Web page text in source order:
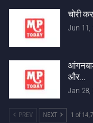
चोरी
Jun 11,
और…
Jan 28,
PREV NEXT 1 of